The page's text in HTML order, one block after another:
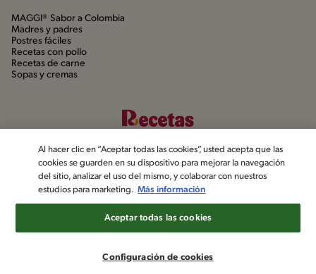
MAGGI® Sabor a Colombia
Madres y padres
Postres fáciles
Recetas con pollo
Recetas de carne
Sopas y cremas
©2022, Nestlé. Marcas registradas por Société dels Produits Nestlé,
S.A. Vevey (Suiza)
Términos y condiciones
Configuración de cookies
Al hacer clic en “Aceptar todas las cookies”, usted acepta que las
cookies se guarden en su dispositivo para mejorar la navegación
del sitio, analizar el uso del mismo, y colaborar con nuestros
estudios para marketing. Más información
Configuración de cookies
Aceptar todas las cookies